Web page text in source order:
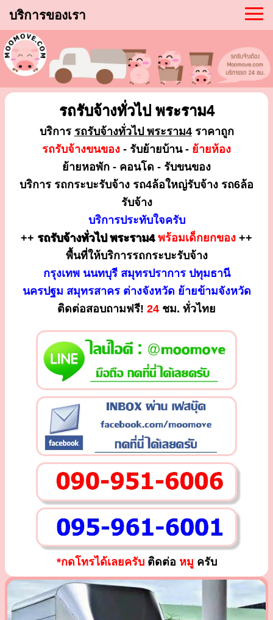
บริการของเรา
รถรับจ้างทั่วไป พระราม4
บริการ รถรับจ้างทั่วไป พระราม4ราคาถูก
รถรับจ้างขนของ - รับย้ายบ้าน - ย้ายห้อง
ย้ายหอพัก - คอนโด - รับขนของ
บริการ รถกระบะรับจ้าง รถ4ล้อใหญ่รับจ้าง รถ6ล้อ
รับจ้าง
บริการประทับใจครับ
++ รถรับจ้างทั่วไป พระราม4 พร้อมเด็กยกของ ++
พื้นที่ให้บริการรถกระบะรับจ้าง
กรุงเทพ นนทบุรี สมุทรปราการ ปทุมธานี
นครปฐม สมุทรสาคร ต่างจังหวัด ย้ายข้ามจังหวัด
ติดต่อสอบถามฟรี! 24 ชม. ทั่วไทย
*กดโทรได้เลยครับติดต่อ หมู ครับ